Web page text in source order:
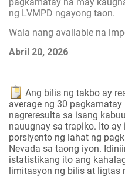
ng LVMPD ngayong taon.
Wala nang available na
Abril 20, 2026
Ang bilis ng takbo ay
average ng 30
nagreresulta sa isang
nauugnay sa trapiko. Ito
porsiyento ng lahat ng
Nevada sa taong iyon.
istatistikang ito ang
limitasyon ng bilis at ligtas